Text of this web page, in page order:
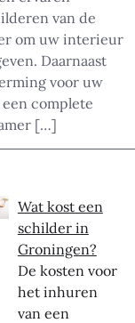
van de
om uw interieur
Daarnaast
voor uw
complete
[…]
Wat kost een
schilder in
Groningen?
De kosten voor
het inhuren
van een